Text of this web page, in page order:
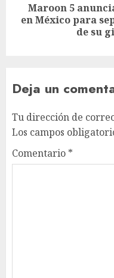
Maroon 5
en México para
de su
Deja un
Tu dirección de
Los campos
Comentario *